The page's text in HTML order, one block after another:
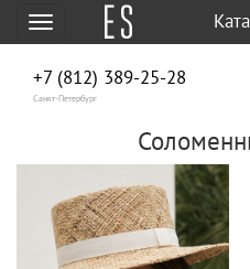
Меню
+7 (812) 389-25-28
Санкт-Петербург